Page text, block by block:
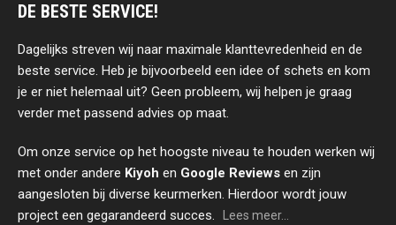
DE BESTE SERVICE!
Dagelijks streven wij naar maximale klanttevredenheid en de
beste service. Heb je bijvoorbeeld een idee of schets en kom
je er niet helemaal uit? Geen probleem, wij helpen je graag
verder met passend advies op maat.
Om onze service op het hoogste niveau te houden werken wij
met onder andere Kiyoh en Google Reviews en zijn
aangesloten bij diverse keurmerken. Hierdoor wordt jouw
project een gegarandeerd succes.
Lees meer...